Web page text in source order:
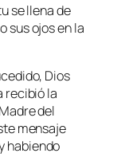
se llena de
sus ojos en la
Dios
recibió la
del
mensaje
habiendo